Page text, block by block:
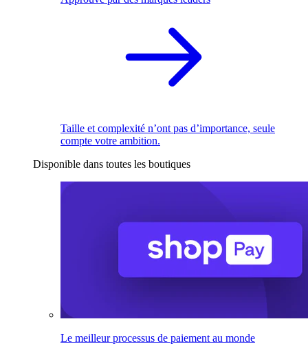
Taille et complexité n’ont pas d’importance, seule
compte votre ambition.
Disponible dans toutes les boutiques
Le meilleur processus de paiement au monde